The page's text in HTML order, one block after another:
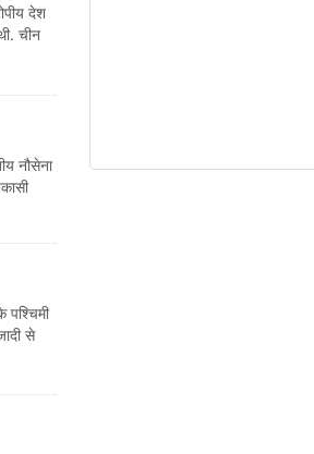
देश
चीन
नौसेना
पश्चिमी
से